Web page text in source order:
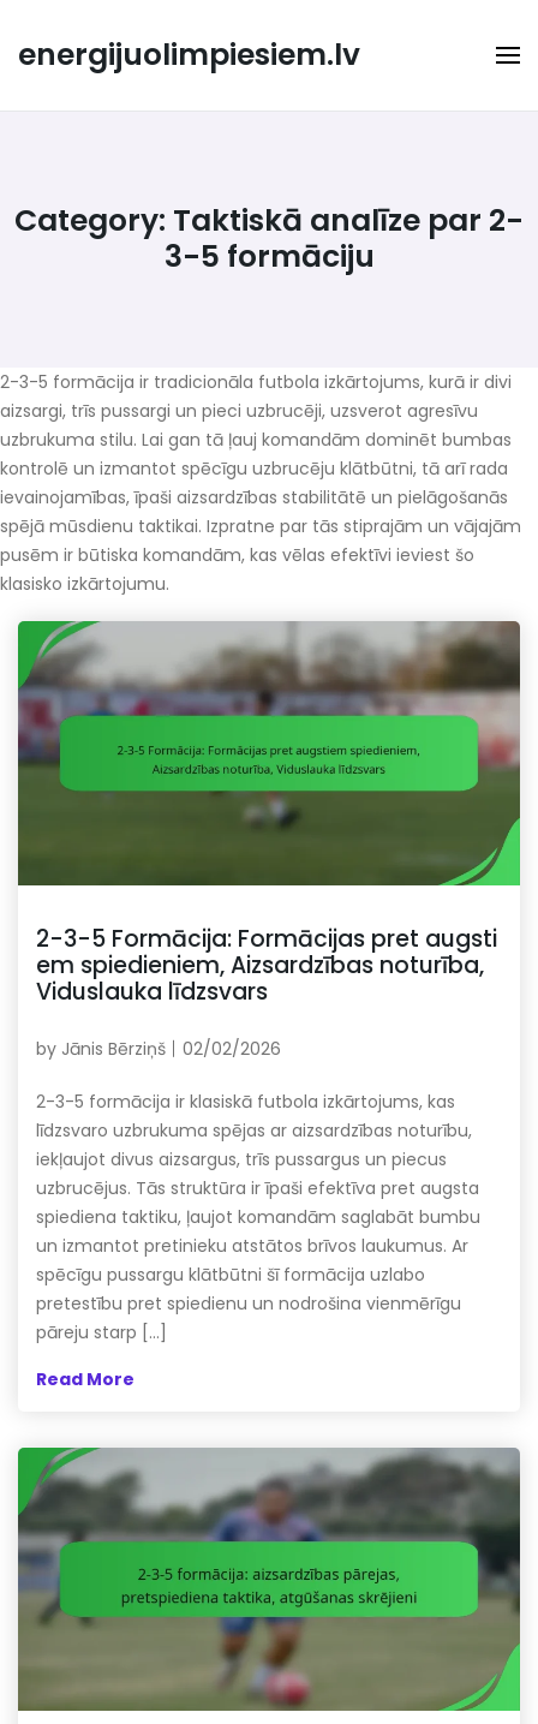
content
energijuolimpiesiem.lv
Category: Taktiskā analīze par 2-
3-5 formāciju
2-3-5 formācija ir tradicionāla futbola izkārtojums, kurā ir divi
aizsargi, trīs pussargi un pieci uzbrucēji, uzsverot agresīvu
uzbrukuma stilu. Lai gan tā ļauj komandām dominēt bumbas
kontrolē un izmantot spēcīgu uzbrucēju klātbūtni, tā arī rada
ievainojamības, īpaši aizsardzības stabilitātē un pielāgošanās
spējā mūsdienu taktikai. Izpratne par tās stiprajām un vājajām
pusēm ir būtiska komandām, kas vēlas efektīvi ieviest šo
klasisko izkārtojumu.
2-3-5 Formācija: Formācijas pret augsti
em spiedieniem, Aizsardzības noturība,
Viduslauka līdzsvars
by Jānis Bērziņš 02/02/2026
2-3-5 formācija ir klasiskā futbola izkārtojums, kas
līdzsvaro uzbrukuma spējas ar aizsardzības noturību,
iekļaujot divus aizsargus, trīs pussargus un piecus
uzbrucējus. Tās struktūra ir īpaši efektīva pret augsta
spiediena taktiku, ļaujot komandām saglabāt bumbu
un izmantot pretinieku atstātos brīvos laukumus. Ar
spēcīgu pussargu klātbūtni šī formācija uzlabo
pretestību pret spiedienu un nodrošina vienmērīgu
pāreju starp […]
Read More